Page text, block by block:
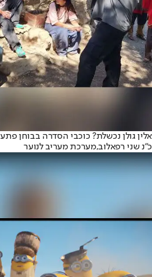
אלין גולן נכשלת? כוכבי הסדרה בבוחן פתע
כ"נ שני רפאלוב,מערכת מעריב לנוער